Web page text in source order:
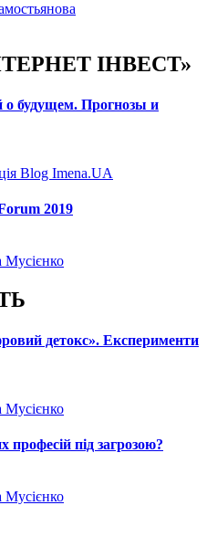
ІНВЕСТ»
будущем. Прогнозы и
Blog Imena.UA
2019
Мусієнко
детокс». Експерименти
Мусієнко
під загрозою?
Мусієнко